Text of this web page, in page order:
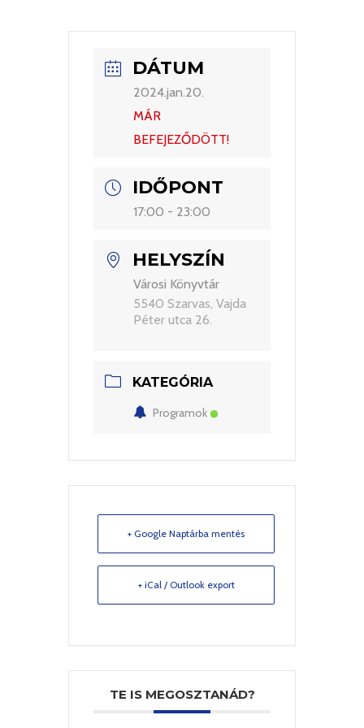
DÁTUM
2024.jan.20.
MÁR
BEFEJEZŐDÖTT!
IDŐPONT
17:00 - 23:00
HELYSZÍN
Városi Könyvtár
5540 Szarvas, Vajda
Péter utca 26.
KATEGÓRIA
Programok
+ Google Naptárba mentés
+ iCal / Outlook export
TE IS MEGOSZTANÁD?